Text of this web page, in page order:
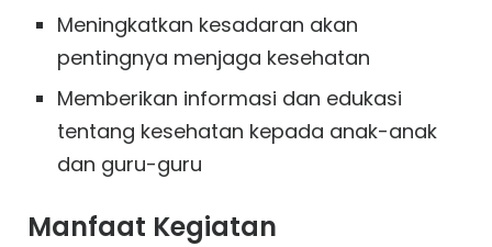
Meningkatkan kesadaran akan
pentingnya menjaga kesehatan
Memberikan informasi dan edukasi
tentang kesehatan kepada anak-anak
dan guru-guru
Manfaat Kegiatan